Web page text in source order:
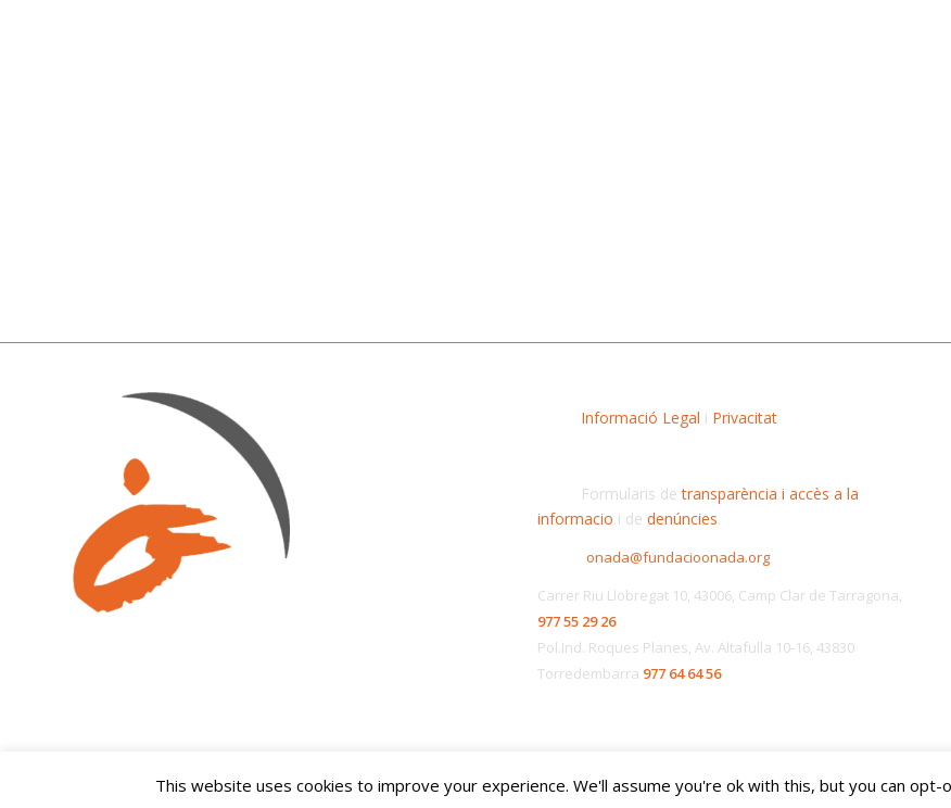
Informació Legal i Privacitat
Formularis detransparència i accès a la
informacio i de denúncies.
onada@fundacioonada.org
Carrer Riu Llobregat 10, 43006, Camp Clar de Tarragona,
977 55 29 26
Pol.Ind. Roques Planes, Av. Altafulla 10-16, 43830
Torredembarra 977 64 64 56
Fundació Onada-Enfold Theme by Kriesi
This website uses cookies to improve your experience. We'll assume you're ok with this, but you can opt-